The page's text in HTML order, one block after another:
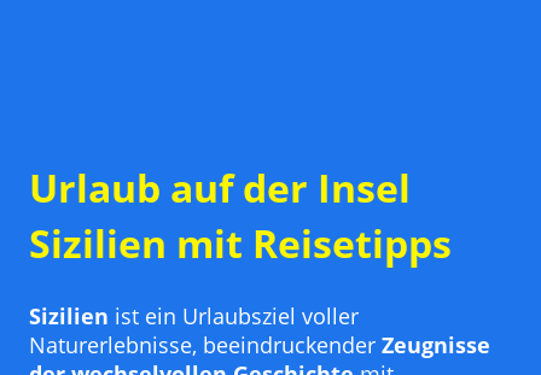
Urlaub auf der Insel
Sizilien mit Reisetipps
Sizilien ist ein Urlaubsziel voller
Naturerlebnisse, beeindruckender Zeugnisse